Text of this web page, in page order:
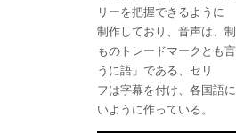
リーを把握できるように
制作しており、音声は、
ものトレードマークとも
うに語」である、セリ
フは字幕を付け、各国語
いように作っている。